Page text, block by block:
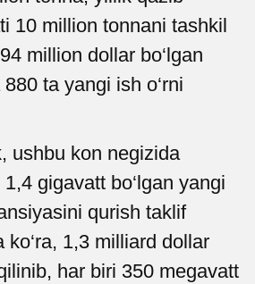
10 million tonnani tashkil
million dollar bo‘lgan
ta yangi ish o‘rni
ushbu kon negizida
gigavatt bo‘lgan yangi
qurish taklif
ko‘ra, 1,3 milliard dollar
har biri 350 megavatt